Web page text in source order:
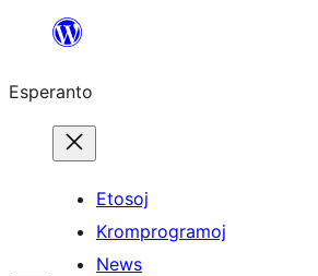
al
enhavo
Esperanto
Etosoj
Kromprogramoj
News